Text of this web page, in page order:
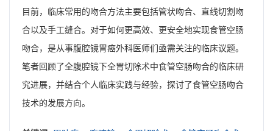
目前，临床常用的吻合方法主要包括管状吻合、直线切割吻
合以及手工缝合。对于如何更高效、更安全地实现食管空肠
吻合，是从事腹腔镜胃癌外科医师们亟需关注的临床议题。
笔者回顾了全腹腔镜下全胃切除术中食管空肠吻合的临床研
究进展，并结合个人临床实践与经验，探讨了食管空肠吻合
技术的发展方向。